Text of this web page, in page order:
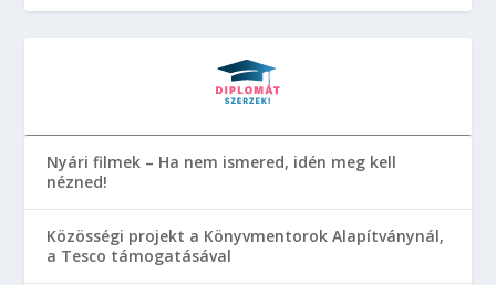
Nyári filmek – Ha nem ismered, idén meg kell
nézned!
Közösségi projekt a Könyvmentorok Alapítványnál,
a Tesco támogatásával